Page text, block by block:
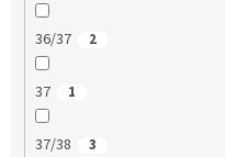
36/37 2
37 1
37/38 3